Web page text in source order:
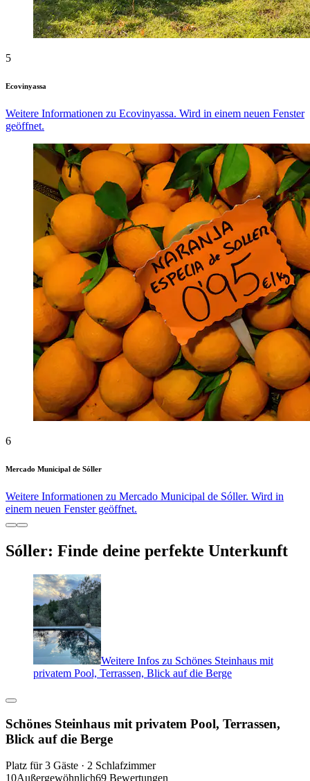
5
Ecovinyassa
Weitere Informationen zu Ecovinyassa. Wird in einem neuen Fenster
geöffnet.
6
Mercado Municipal de Sóller
Weitere Informationen zu Mercado Municipal de Sóller. Wird in
einem neuen Fenster geöffnet.
Sóller: Finde deine perfekte Unterkunft
Weitere Infos zu Schönes Steinhaus mit
privatem Pool, Terrassen, Blick auf die Berge
Schönes Steinhaus mit privatem Pool, Terrassen,
Blick auf die Berge
Platz für 3 Gäste · 2 Schlafzimmer
10Außergewöhnlich69 Bewertungen